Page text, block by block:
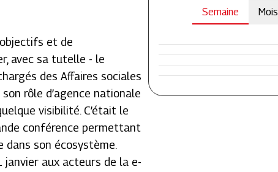
et de
avec sa tutelle - le
des Affaires sociales
rôle d’agence nationale
visibilité. C’était le
conférence permettant
dans son écosystème.
janvier aux acteurs de la e-
Semaine Mois